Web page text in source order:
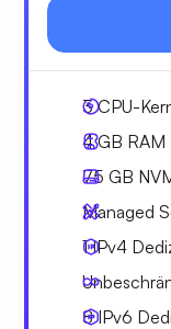
3CPU-
4 GB RAM
75 GB
Managed
1 IPv4
8 IPv6